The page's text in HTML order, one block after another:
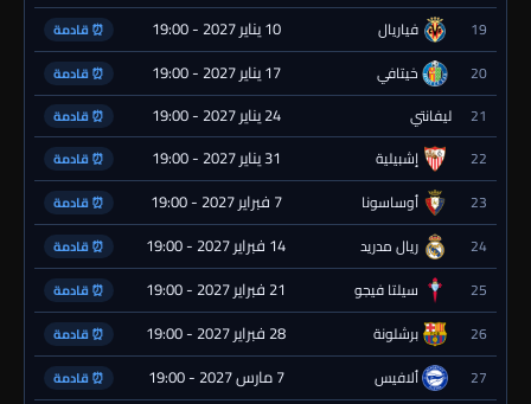
19 فياريال 10 يناير 2027 - 19:00 ⏰ قادمة
20 خيتافي 17 يناير 2027 - 19:00 ⏰ قادمة
21 ليفانتي 24 يناير 2027 - 19:00 ⏰ قادمة
22 إشبيلية 31 يناير 2027 - 19:00 ⏰ قادمة
23 أوساسونا 7 فبراير 2027 - 19:00 ⏰ قادمة
24 ريال مدريد 14 فبراير 2027 - 19:00 ⏰ قادمة
25 سيلتا فيجو 21 فبراير 2027 - 19:00 ⏰ قادمة
26 برشلونة 28 فبراير 2027 - 19:00 ⏰ قادمة
27 ألافيس 7 مارس 2027 - 19:00 ⏰ قادمة